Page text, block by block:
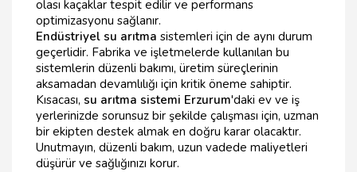
olası kaçaklar tespit edilir ve performans
optimizasyonu sağlanır.
Endüstriyel su arıtma sistemleri için de aynı durum
geçerlidir. Fabrika ve işletmelerde kullanılan bu
sistemlerin düzenli bakımı, üretim süreçlerinin
aksamadan devamlılığı için kritik öneme sahiptir.
Kısacası, su arıtma sistemi Erzurum'daki ev ve iş
yerlerinizde sorunsuz bir şekilde çalışması için, uzman
bir ekipten destek almak en doğru karar olacaktır.
Unutmayın, düzenli bakım, uzun vadede maliyetleri
düşürür ve sağlığınızı korur.